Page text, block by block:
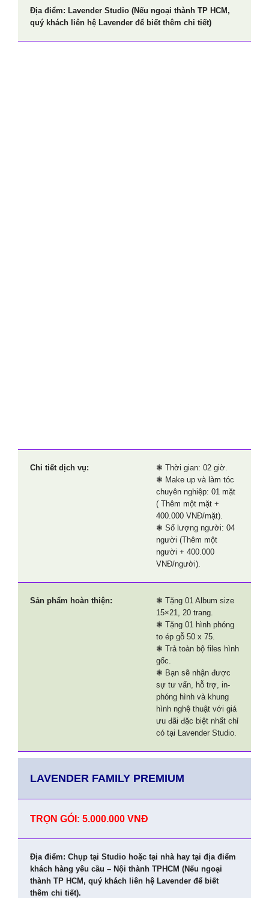
Địa điểm: Lavender Studio (Nếu ngoại thành TP HCM,
quý khách liên hệ Lavender để biết thêm chi tiết)
Chi tiết dịch vụ:
❃ Thời gian: 02 giờ.
❃ Make up và làm tóc
chuyên nghiệp: 01 mặt
( Thêm một mặt +
400.000 VNĐ/mặt).
❃ Số lượng người: 04
người (Thêm một
người + 400.000
VNĐ/người).
Sản phẩm hoàn thiện:
❃ Tặng 01 Album size
15×21, 20 trang.
❃ Tặng 01 hình phóng
to ép gỗ 50 x 75.
❃ Trả toàn bộ files hình
gốc.
❃ Bạn sẽ nhận được
sự tư vấn, hỗ trợ, in-
phóng hình và khung
hình nghệ thuật với giá
ưu đãi đặc biệt nhất chỉ
có tại Lavender Studio.
LAVENDER FAMILY PREMIUM
TRỌN GÓI: 5.000.000 VNĐ
Địa điểm: Chụp tại Studio hoặc tại nhà hay tại địa điểm
khách hàng yêu cầu – Nội thành TPHCM (Nếu ngoại
thành TP HCM, quý khách liên hệ Lavender để biết
thêm chi tiết).